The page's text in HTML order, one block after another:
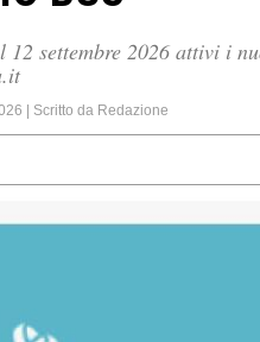
12 settembre 2026 attivi i
| Scritto da Redazione